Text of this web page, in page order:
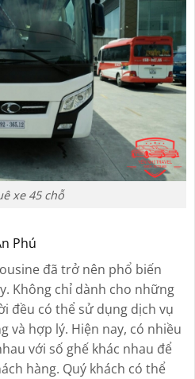
xe 45 chỗ
Phú
đã trở nên phổ biến
Không chỉ dành cho những
đều có thể sử dụng dịch vụ
và hợp lý. Hiện nay, có nhiều
với số ghế khác nhau để
hàng. Quý khách có thể